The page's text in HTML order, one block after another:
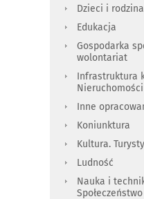
Dzieci i rodzina
Edukacja
Gospodarka
wolontariat
Infrastruktura
Nieruchomości
Inne
Koniunktura
Kultura.
Ludność
Nauka i
Społeczeństwo